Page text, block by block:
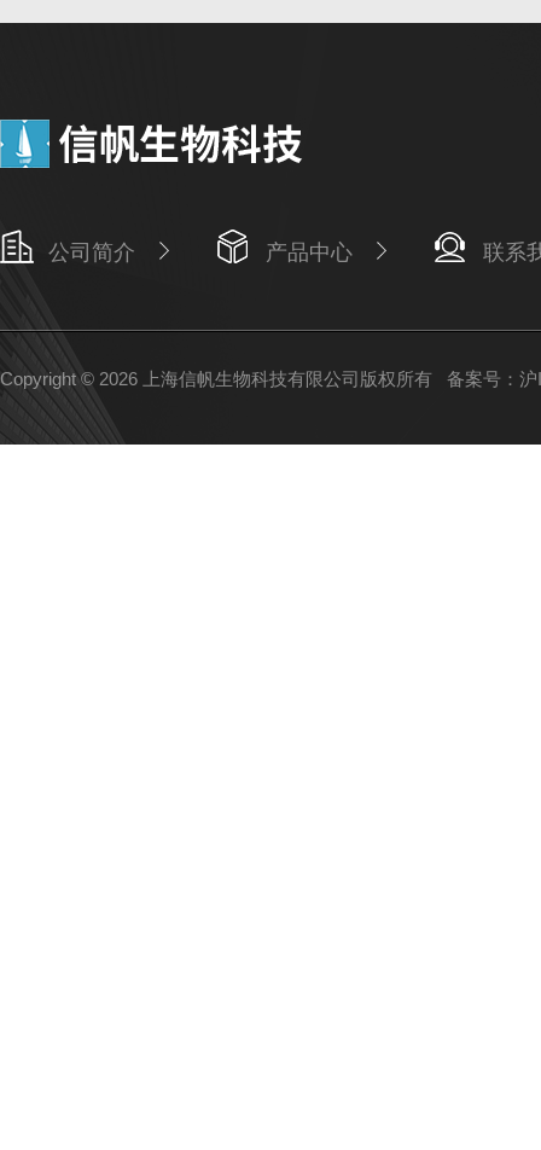
公司简介 产品中心 联系
Copyright © 2026 上海信帆生物科技有限公司版权所有 备案号：